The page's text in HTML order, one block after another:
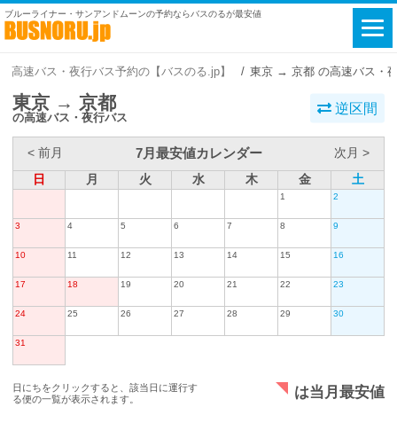
ブルーライナー・サンアンドムーンの予約ならバスのるが最安値
高速バス・夜行バス予約の【バスのる.jp】 東京 → 京都 の高速バス・
東京 → 京都
の高速バス・夜行バス
逆区間
< 前月 7月最安値カレンダー
次月 >
日
月 火 水 木 金 土
1 2
3 4 5 6 7 8 9
10 11 12 13 14 15 16
17 18 19 20 21 22 23
24 25 26 27 28 29 30
31
日にちをクリックすると、該当日に運行す
る便の一覧が表示されます。
は当月最安値